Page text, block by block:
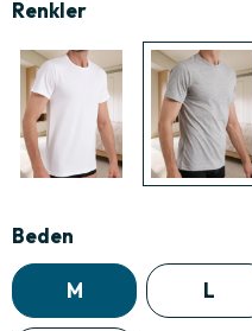
Beden
M L